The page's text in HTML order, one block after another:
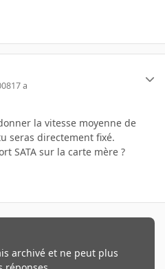
17 a
la vitesse moyenne de
seras directement fixé.
SATA sur la carte mère ?
archivé et ne peut plus